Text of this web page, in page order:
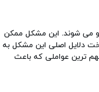
رو می شوند. این مشکل ممکن
دلایل اصلی این مشکل به
ترین عواملی که باعث